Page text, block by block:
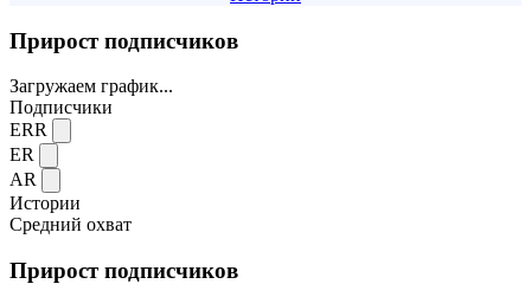
Прирост подписчиков
Загружаем график...
Подписчики
ERR
ER
AR
Истории
Средний охват
Прирост подписчиков